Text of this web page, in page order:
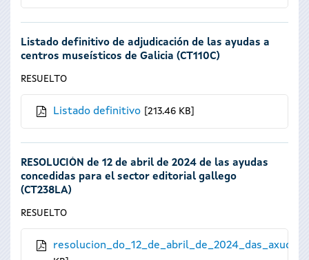
Listado definitivo de adjudicación de las ayudas a
centros museísticos de Galicia (CT110C)
RESUELTO
Listado definitivo 213.46 KB
RESOLUCIÓN de 12 de abril de 2024 de las ayudas
concedidas para el sector editorial gallego
(CT238LA)
RESUELTO